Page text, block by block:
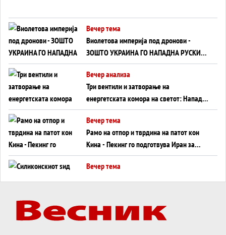
Вечер тема
Виолетова империја под дронови -
ЗОШТО УКРАИНА ГО НАПАДНА РУСКИОТ
WILDBERRIES
Вечер анализа
Три вентили и затворање на
енергетската комора на светот: Нападот
во Суец најавува глобален енергетски
инфаркт?
Вечер тема
Рамо на отпор и тврдина на патот кон
Кина - Пекинг го подготвува Иран за
американска копнена инвазија
Вечер тема
Вечер тема
Трамп тврди дека повторно „разговара“